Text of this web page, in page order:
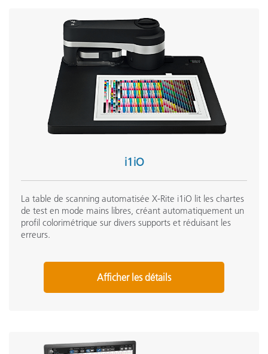
i1iO
La table de scanning automatisée X-Rite i1iO lit les chartes
de test en mode mains libres, créant automatiquement un
profil colorimétrique sur divers supports et réduisant les
erreurs.
Afficher les détails